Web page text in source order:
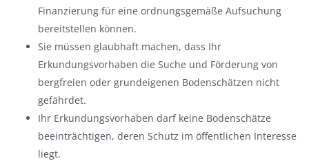
Finanzierung für eine ordnungsgemäße Aufsuchung
bereitstellen können.
Sie müssen glaubhaft machen, dass Ihr
Erkundungsvorhaben die Suche und Förderung von
bergfreien oder grundeigenen Bodenschätzen nicht
gefährdet.
Ihr Erkundungsvorhaben darf keine Bodenschätze
beeinträchtigen, deren Schutz im öffentlichen Interesse
liegt.